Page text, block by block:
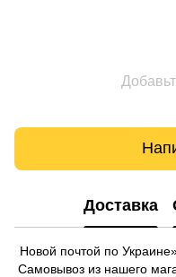
Доставка
Новой почтой по
Самовывоз из нашего